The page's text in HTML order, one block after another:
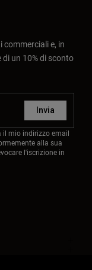
commerciali e, in
un 10% di sconto
Invia
il mio indirizzo email
alla sua
l'iscrizione in